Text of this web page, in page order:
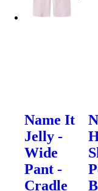
Name It
Jelly -
Wide
Pant -
Cradle